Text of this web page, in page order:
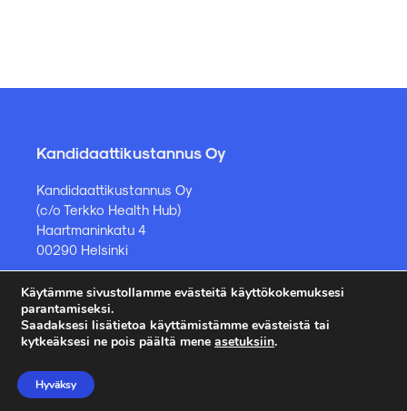
Kandidaattikustannus Oy
Kandidaattikustannus Oy
(c/o Terkko Health Hub)
Haartmaninkatu 4
00290 Helsinki
Kirjakauppa ja muut asiat
kauppa@kandidaattikustannus.fi
Käytämme sivustollamme evästeitä käyttökokemuksesi
parantamiseksi.
Saadaksesi lisätietoa käyttämistämme evästeistä tai
kytkeäksesi ne pois päältä mene asetuksiin.
Hyväksy